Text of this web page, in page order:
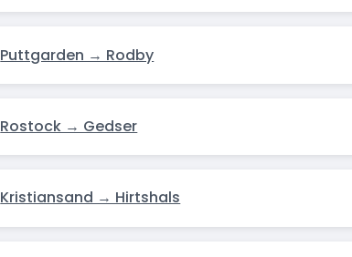
Puttgarden → Rodby
Rostock → Gedser
Kristiansand → Hirtshals